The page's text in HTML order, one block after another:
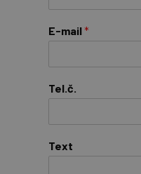
E-mail*
Tel.č.
Text